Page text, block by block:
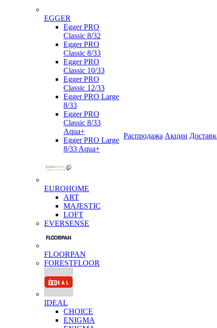
EGGER
Egger PRO
Classic 8/32
Egger PRO
Classic 8/33
Egger PRO
Classic 10/33
Egger PRO
Classic 12/33
Egger PRO Large
8/33
Egger PRO
Classic 8/33
Aqua+
Egger PRO Large
8/33 Aqua+
EUROHOME
ART
MAJESTIC
LOFT
EVERSENSE
FLOORPAN
FORESTFLOOR
IDEAL
CHOICE
ENIGMA
Распродажа Акции